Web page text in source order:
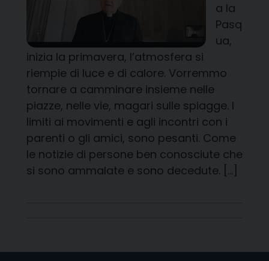
a la
Pasq
ua,
inizia la primavera, l’atmosfera si
riempie di luce e di calore. Vorremmo
tornare a camminare insieme nelle
piazze, nelle vie, magari sulle spiagge. I
limiti ai movimenti e agli incontri con i
parenti o gli amici, sono pesanti. Come
le notizie di persone ben conosciute che
si sono ammalate e sono decedute. […]